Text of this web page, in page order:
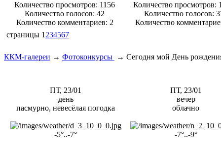
Количество просмотров: 1156
Количество голосов:42
Количество комментариев: 2
Количество просмотров:
Количество голосов:
Количество
страницы 1 234567
ККМ-галереи → Фотоконкурсы → Сегодня мой День
ПТ, 23/01
день
пасмурно, невесёлая погодка
-5°..-7°
ПТ, 23/01
вечер
облачно
-7°..-9°